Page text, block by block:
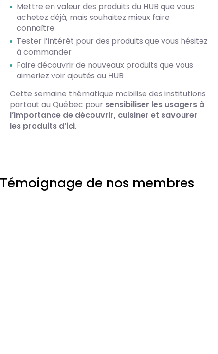
Mettre en valeur des produits du HUB que vous
achetez déjà, mais souhaitez mieux faire
connaître
Tester l’intérêt pour des produits que vous hésitez
à commander
Faire découvrir de nouveaux produits que vous
aimeriez voir ajoutés au HUB
Cette semaine thématique mobilise des institutions
partout au Québec pour sensibiliser les usagers à
l’importance de découvrir, cuisiner et savourer
les produits d’ici.
Témoignage de nos membres